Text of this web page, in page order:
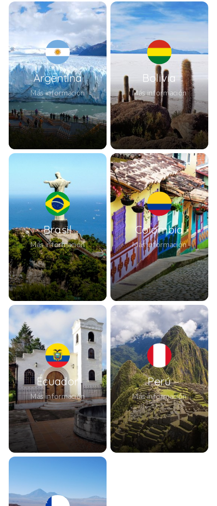
Argentina
Más información
Bolivia
Más información
Brasil
Más información
Colombia
Más información
Ecuador
Más información
Perú
Más información